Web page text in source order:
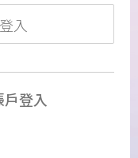
入
登入